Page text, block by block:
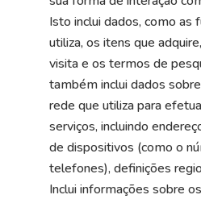
Isto inclui dados, como as
utiliza, os itens que
visita e os termos de
também inclui dados
rede que utiliza para
serviços, incluindo
de dispositivos (como o
telefones), definições
Inclui informações sobre